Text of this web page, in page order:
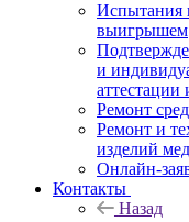
Испытания
выигрышем
и
аттестации
Ремонт
Ремонт и
изделий
Онлайн-
Контакты
Назад